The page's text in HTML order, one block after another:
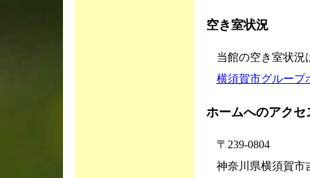
空き室状況
当館の空き室状況
横須賀市グループ
ホームへのアクセ
〒239-0804
神奈川県横須賀市